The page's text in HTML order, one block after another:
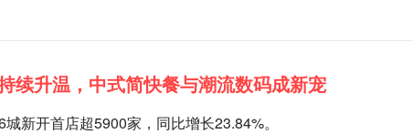
续升温，中式简快餐与潮流数码成新宠
新开首店超5900家，同比增长23.84%。